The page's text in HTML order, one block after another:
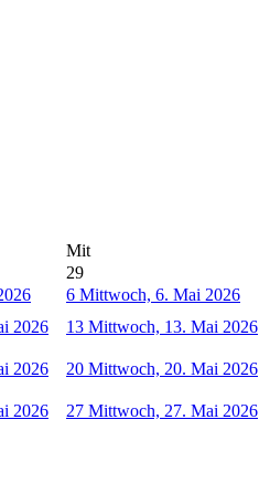
Mit
29
6 Mittwoch, 6. Mai 2026
2026 13 Mittwoch, 13. Mai 2026
2026 20 Mittwoch, 20. Mai 2026
2026 27 Mittwoch, 27. Mai 2026